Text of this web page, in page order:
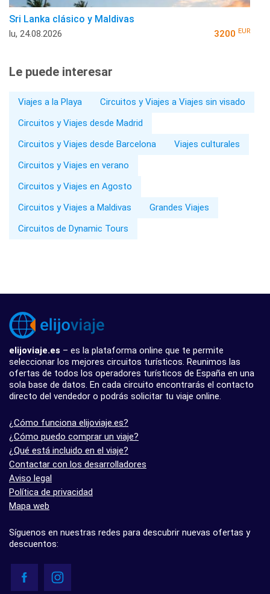
Sri Lanka clásico y Maldivas
lu, 24.08.2026 3200 EUR
Le puede interesar
Viajes a la Playa
Circuitos y Viajes a Viajes sin visado
Circuitos y Viajes desde Madrid
Circuitos y Viajes desde Barcelona
Viajes culturales
Circuitos y Viajes en verano
Circuitos y Viajes en Agosto
Circuitos y Viajes a Maldivas
Grandes Viajes
Circuitos de Dynamic Tours
elijoviaje.es – es la plataforma online que te permite
seleccionar los mejores circuitos turísticos. Reunimos las
ofertas de todos los operadores turísticos de España en una
sola base de datos. En cada circuito encontrarás el contacto
directo del vendedor o podrás solicitar tu viaje online.
¿Cómo funciona elijoviaje.es?
¿Cómo puedo comprar un viaje?
¿Qué está incluido en el viaje?
Contactar con los desarrolladores
Aviso legal
Política de privacidad
Mapa web
Síguenos en nuestras redes para descubrir nuevas ofertas y
descuentos: